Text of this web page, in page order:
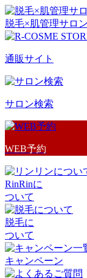
脱毛×肌管理サロ
通販サイト
サロン検索
WEB予約
RinRinに
ついて
脱毛に
ついて
キャンペーン